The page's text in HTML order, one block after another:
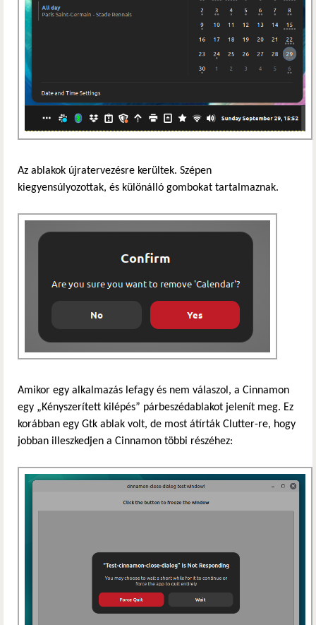
Az ablakok újratervezésre kerültek. Szépen
kiegyensúlyozottak, és különálló gombokat tartalmaznak.
Amikor egy alkalmazás lefagy és nem válaszol, a Cinnamon
egy „Kényszerített kilépés” párbeszédablakot jelenít meg. Ez
korábban egy Gtk ablak volt, de most átírták Clutter-re, hogy
jobban illeszkedjen a Cinnamon többi részéhez: